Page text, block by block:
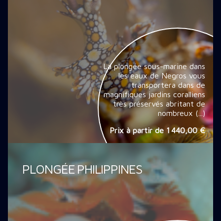
La plongée sous-marine dans
les eaux de Negros vous
transportera dans de
magnifiques jardins coralliens
très préservés abritant de
nombreux (...)
Prix à partir de 1 440,00 €
PLONGÉE PHILIPPINES